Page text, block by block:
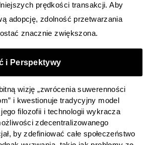
prędkości transakcji. Aby
adopcję, zdolność przetwarzania
znacznie zwiększona.
i Perspektywy
wizję „zwrócenia suwerenności
i kwestionuje tradycyjny model
filozofii i technologii wykracza
zdecentralizowanego
by zdefiniować całe społeczeństwo